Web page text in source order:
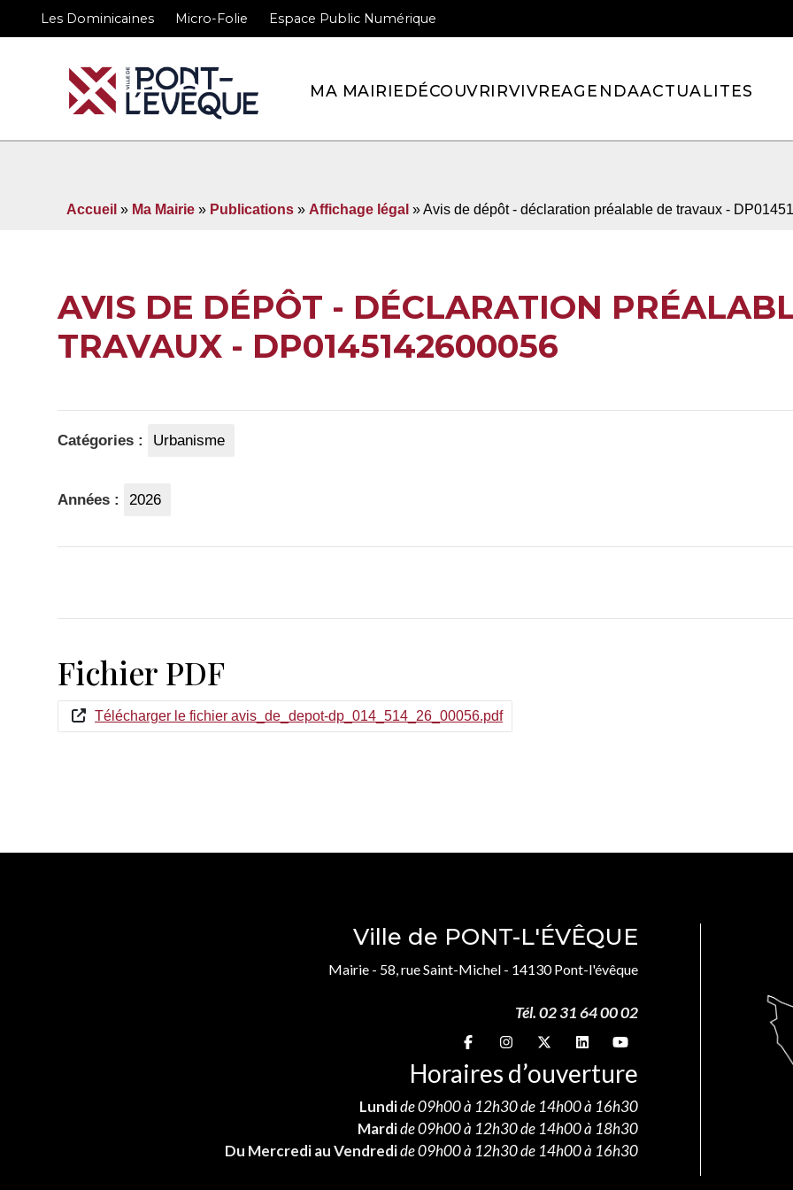
Les Dominicaines Micro-Folie Espace Public Numérique
MA MAIRIEDÉCOUVRIRVIVREAGENDAACTUALITES
Accueil » Ma Mairie » Publications » Affichage légal » Avis de dépôt - déclaration préalable de travaux -
AVIS DE DÉPÔT - DÉCLARATION
TRAVAUX - DP0145142600056
Catégories : Urbanisme
Années : 2026
Fichier PDF
Télécharger le fichier avis_de_depot-dp_014_514_26_00056.pdf
Ville de PONT-L'ÉVÊQUE
Mairie - 58, rue Saint-Michel - 14130 Pont-l'évêque
Tél. 02 31 64 00 02
Suivez-nous sur
Suivez-nous sur
Suivez-nous sur
Suivez-nous sur
Suivez-nous sur
Horaires d’ouverture
Lundide 09h00 à 12h30 de 14h00 à 16h30
Mardide 09h00 à 12h30 de 14h00 à 18h30
Du Mercredi au Vendredide 09h00 à 12h30 de 14h00 à 16h30